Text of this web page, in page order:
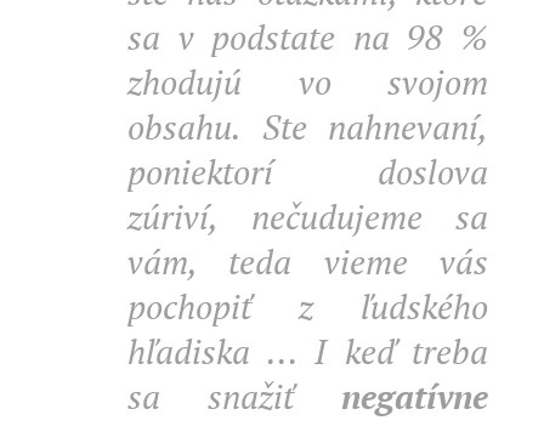
sa v podstate na 98 %
zhodujú vo svojom
obsahu. Ste nahnevaní,
poniektorí doslova
zúriví, nečudujeme sa
vám, teda vieme vás
pochopiť z ľudského
hľadiska ... I keď treba
sa snažiťnegatívne